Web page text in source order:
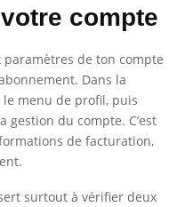
compte
paramètres de ton compte
Dans la
menu de profil, puis
du compte. C’est
de facturation,
surtout à vérifier deux